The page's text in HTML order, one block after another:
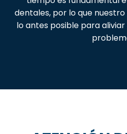
dentales, por lo que
lo antes posible para